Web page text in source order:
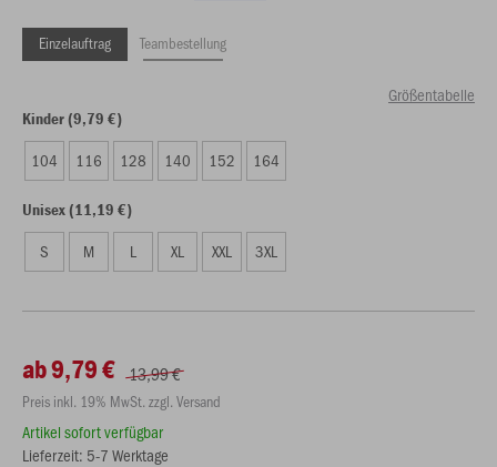
Einzelauftrag Teambestellung
Größentabelle
Kinder (9,79 €)
104 116 128 140 152 164
Unisex (11,19 €)
S M L XL XXL 3XL
ab 9,79 € 13,99 €
Preis inkl. 19% MwSt. zzgl. Versand
Artikel sofort verfügbar
Lieferzeit: 5-7 Werktage